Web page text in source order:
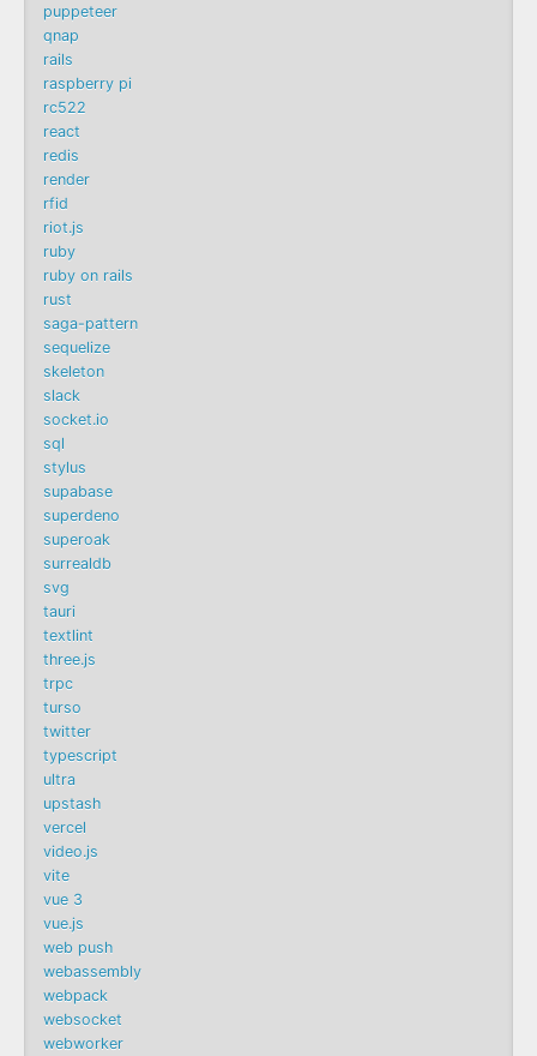
puppeteer
qnap
rails
raspberry pi
rc522
react
redis
render
rfid
riot.js
ruby
ruby on rails
rust
saga-pattern
sequelize
skeleton
slack
socket.io
sql
stylus
supabase
superdeno
superoak
surrealdb
svg
tauri
textlint
three.js
trpc
turso
twitter
typescript
ultra
upstash
vercel
video.js
vite
vue 3
vue.js
web push
webassembly
webpack
websocket
webworker